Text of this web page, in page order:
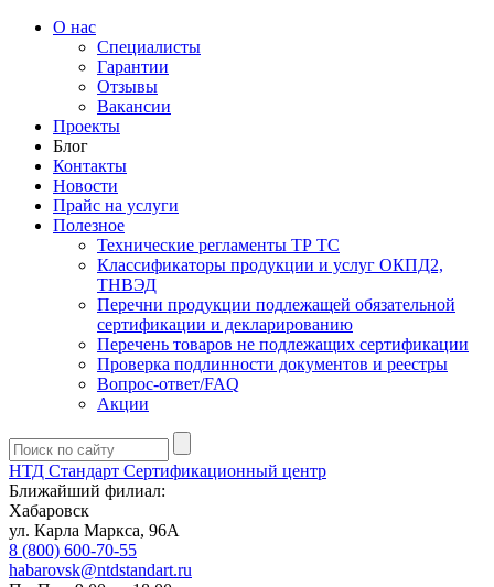
О нас
Специалисты
Гарантии
Отзывы
Вакансии
Проекты
Блог
Контакты
Новости
Прайс на услуги
Полезное
Технические регламенты ТР ТС
Классификаторы продукции и услуг ОКПД2,
ТНВЭД
Перечни продукции подлежащей обязательной
сертификации и декларированию
Перечень товаров не подлежащих сертификации
Проверка подлинности документов и реестры
Вопрос-ответ/FAQ
Акции
НТД Стандарт Сертификационный центр
Ближайший филиал:
Хабаровск
ул. Карла Маркса, 96А
8 (800) 600-70-55
habarovsk@ntdstandart.ru